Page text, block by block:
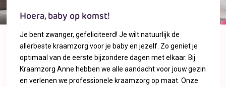
Hoera, baby op komst!
Je bent zwanger, gefeliciteerd! Je wilt natuurlijk de
allerbeste kraamzorg voor je baby en jezelf. Zo geniet je
optimaal van de eerste bijzondere dagen met elkaar. Bij
Kraamzorg Anne hebben we alle aandacht voor jouw gezin
en verlenen we professionele kraamzorg op maat. Onze